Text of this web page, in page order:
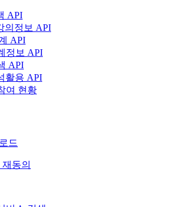
API
의정보 API
API
정보 API
API
활용 API
여 현황
드
동의